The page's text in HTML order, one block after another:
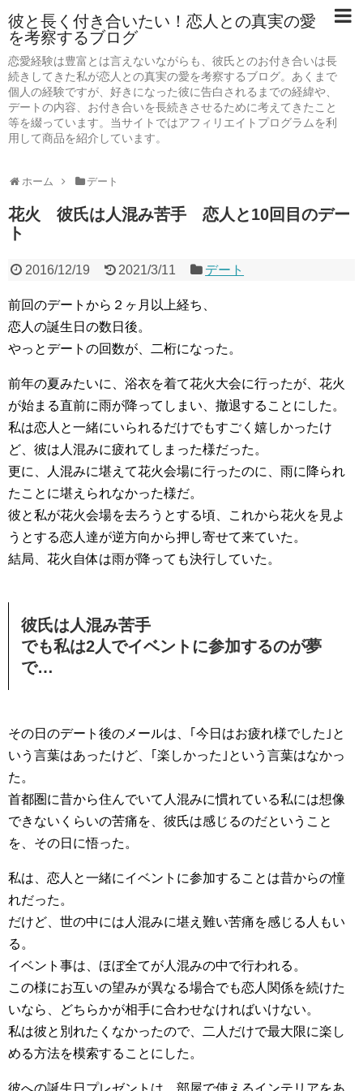
彼と長く付き合いたい！恋人との真実の愛
を考察するブログ
恋愛経験は豊富とは言えないながらも、彼氏とのお付き合いは長
続きしてきた私が恋人との真実の愛を考察するブログ。あくまで
個人の経験ですが、好きになった彼に告白されるまでの経緯や、
デートの内容、お付き合いを長続きさせるために考えてきたこと
等を綴っています。当サイトではアフィリエイトプログラムを利
用して商品を紹介しています。
ホーム デート
花火 彼氏は人混み苦手 恋人と10回目のデー
ト
2016/12/19 2021/3/11 デート
前回のデートから２ヶ月以上経ち、
恋人の誕生日の数日後。
やっとデートの回数が、二桁になった。
前年の夏みたいに、浴衣を着て花火大会に行ったが、花火
が始まる直前に雨が降ってしまい、撤退することにした。
私は恋人と一緒にいられるだけでもすごく嬉しかったけ
ど、彼は人混みに疲れてしまった様だった。
更に、人混みに堪えて花火会場に行ったのに、雨に降られ
たことに堪えられなかった様だ。
彼と私が花火会場を去ろうとする頃、これから花火を見よ
うとする恋人達が逆方向から押し寄せて来ていた。
結局、花火自体は雨が降っても決行していた。
彼氏は人混み苦手
でも私は2人でイベントに参加するのが夢
で…
その日のデート後のメールは、｢今日はお疲れ様でした｣と
いう言葉はあったけど、｢楽しかった｣という言葉はなかっ
た。
首都圏に昔から住んでいて人混みに慣れている私には想像
できないくらいの苦痛を、彼氏は感じるのだということ
を、その日に悟った。
私は、恋人と一緒にイベントに参加することは昔からの憧
れだった。
だけど、世の中には人混みに堪え難い苦痛を感じる人もい
る。
イベント事は、ほぼ全てが人混みの中で行われる。
この様にお互いの望みが異なる場合でも恋人関係を続けた
いなら、どちらかが相手に合わせなければいけない。
私は彼と別れたくなかったので、二人だけで最大限に楽し
める方法を模索することにした。
彼への誕生日プレゼントは、部屋で使えるインテリアをあ